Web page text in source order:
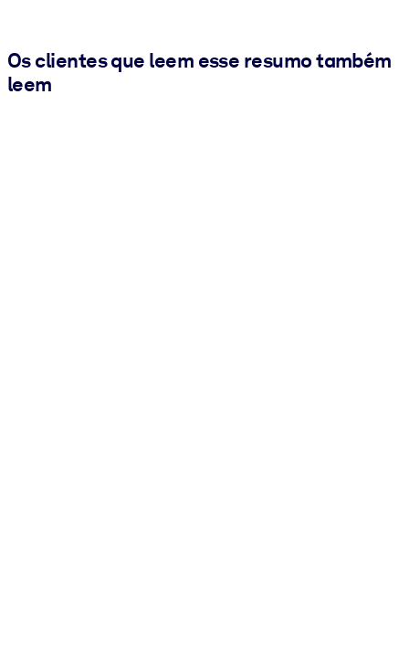
Os clientes que leem esse resumo também
leem